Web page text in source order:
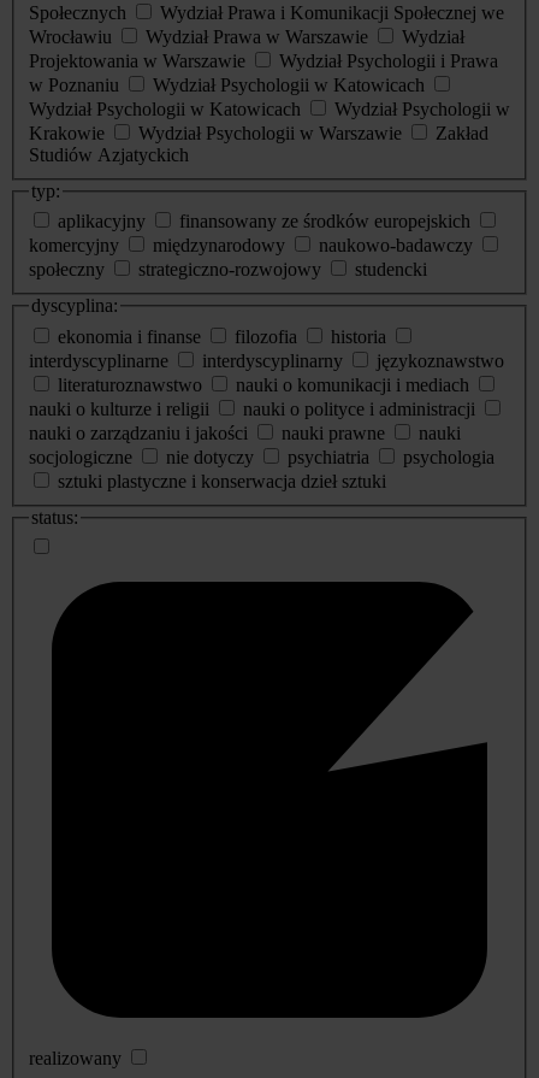
Społecznych
Wydział Prawa i Komunikacji Społecznej we
Wrocławiu
Wydział Prawa w Warszawie
Wydział
Projektowania w Warszawie
Wydział Psychologii i Prawa
w Poznaniu
Wydział Psychologii w Katowicach
Wydział Psychologii w Katowicach
Wydział Psychologii w
Krakowie
Wydział Psychologii w Warszawie
Zakład
Studiów Azjatyckich
typ:
aplikacyjny
finansowany ze środków europejskich
komercyjny
międzynarodowy
naukowo-badawczy
społeczny
strategiczno-rozwojowy
studencki
dyscyplina:
ekonomia i finanse
filozofia
historia
interdyscyplinarne
interdyscyplinarny
językoznawstwo
literaturoznawstwo
nauki o komunikacji i mediach
nauki o kulturze i religii
nauki o polityce i administracji
nauki o zarządzaniu i jakości
nauki prawne
nauki
socjologiczne
nie dotyczy psychiatria
psychologia
sztuki plastyczne i konserwacja dzieł sztuki
status:
realizowany